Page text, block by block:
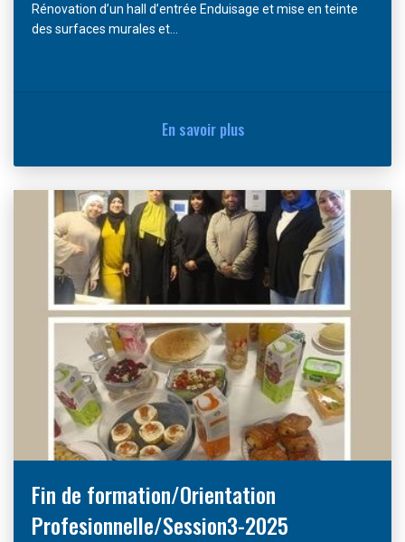
Rénovation d’un hall d’entrée Enduisage et mise en teinte
des surfaces murales et...
En savoir plus
Fin de formation/Orientation
Profesionnelle/Session3-2025